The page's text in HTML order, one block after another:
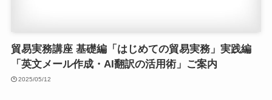
貿易実務講座 基礎編「はじめての貿易実務」実践編
「英文メール作成・AI翻訳の活用術」ご案内
2025/05/12